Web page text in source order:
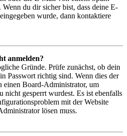
du dir sicher bist, dass deine E-
wurde, dann kontaktiere
anmelden?
Gründe. Prüfe zunächst, ob dein
Passwort richtig sind. Wenn dies der
einen Board-Administrator, um
nicht gesperrt wurdest. Es ist ebenfalls
mit der Website
lösen muss.